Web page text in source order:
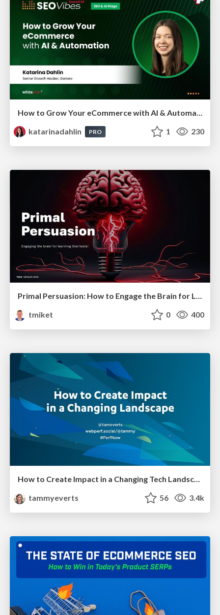
katarinadahlin
PRO 1 230
Primal Persuasion: How to Engage the Brain for Learning That Lasts
tmiket
0 400
How to Create Impact in a Changing Tech Landscape [PerfNow 2023]
tammyeverts
56 3.4k